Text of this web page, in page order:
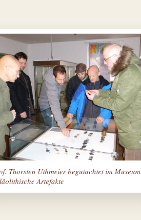
Thorsten Uthmeier begutachtet im Museum
Artefakte